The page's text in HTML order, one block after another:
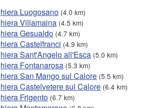
Luogosano (4.0 km)
Villamaina (4.5 km)
Gesualdo (4.7 km)
Castelfranci (4.9 km)
Sant'Angelo all'Esca (5.0 km)
Fontanarosa (5.3 km)
San Mango sul Calore (5.5 km)
Castelvetere sul Calore (6.4 km)
Frigento (6.7 km)